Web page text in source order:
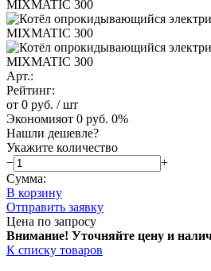
Арт.:
Рейтинг:
от 0 руб. / шт
Экономияот 0 руб. 0%
Нашли дешевле?
Укажите количество
−
+
Сумма:
В корзину
Отправить заявку
Цена по запросу
Внимание! Уточняйте цену и
К списку товаров